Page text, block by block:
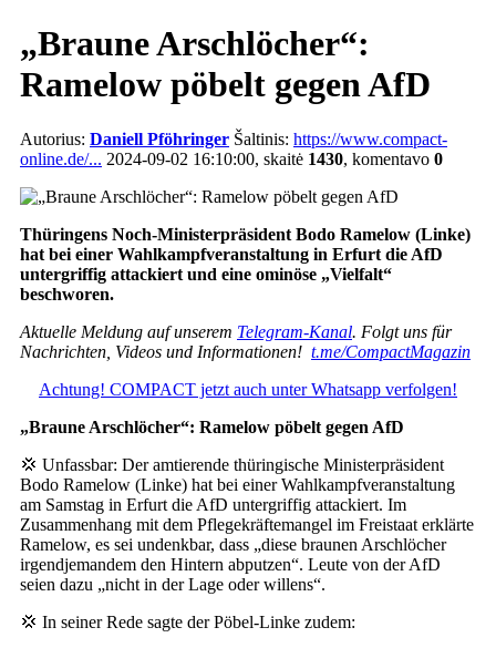
„Braune Arschlöcher“:
Ramelow pöbelt gegen AfD
Autorius: Daniell Pföhringer Šaltinis: https://www.compact-
online.de/... 2024-09-02 16:10:00, skaitė 1430, komentavo 0
Thüringens Noch-Ministerpräsident Bodo Ramelow (Linke)
hat bei einer Wahlkampfveranstaltung in Erfurt die AfD
untergriffig attackiert und eine ominöse „Vielfalt“
beschworen.
Aktuelle Meldung auf unserem Telegram-Kanal. Folgt uns für
Nachrichten, Videos und Informationen! t.me/CompactMagazin
Achtung! COMPACT jetzt auch unter Whatsapp verfolgen!
„Braune Arschlöcher“: Ramelow pöbelt gegen AfD
💢 Unfassbar: Der amtierende thüringische Ministerpräsident
Bodo Ramelow (Linke) hat bei einer Wahlkampfveranstaltung
am Samstag in Erfurt die AfD untergriffig attackiert. Im
Zusammenhang mit dem Pflegekräftemangel im Freistaat erklärte
Ramelow, es sei undenkbar, dass „diese braunen Arschlöcher
irgendjemandem den Hintern abputzen“. Leute von der AfD
seien dazu „nicht in der Lage oder willens“.
💢 In seiner Rede sagte der Pöbel-Linke zudem: